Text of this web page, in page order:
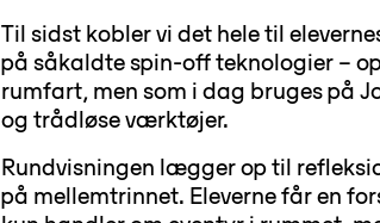
Til sidst kobler vi det hele til
på såkaldte spin-offteknologier –
rumfart, men som i dag bruges på
og trådløse værktøjer.
Rundvisningen lægger op til
på mellemtrinnet. Eleverne får en